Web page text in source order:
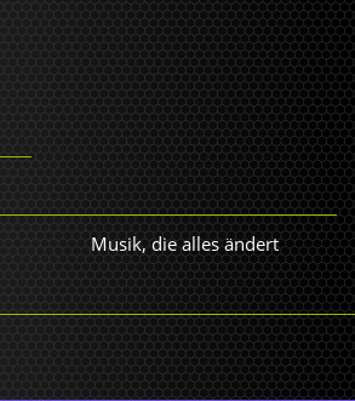
Musik, die alles ändert